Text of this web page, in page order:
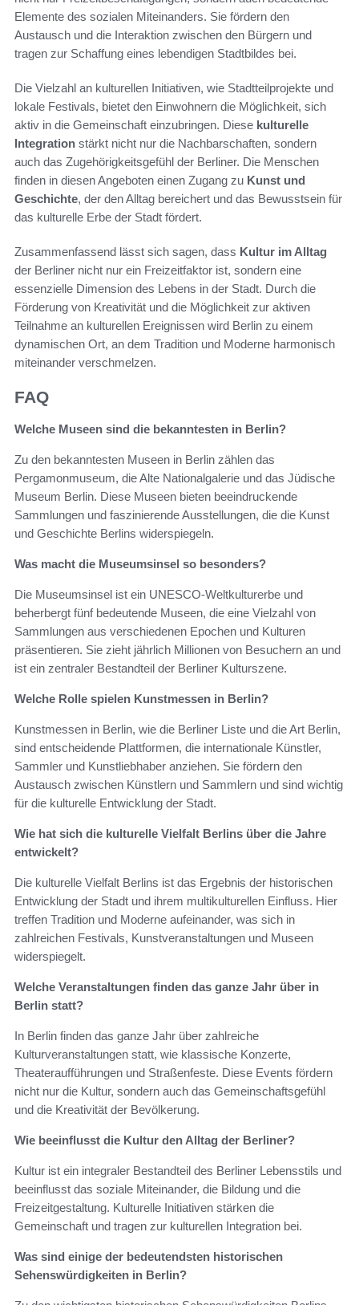
Elemente des sozialen Miteinanders. Sie fördern den
Austausch und die Interaktion zwischen den Bürgern und
tragen zur Schaffung eines lebendigen Stadtbildes bei.
Die Vielzahl an kulturellen Initiativen, wie Stadtteilprojekte und
lokale Festivals, bietet den Einwohnern die Möglichkeit, sich
aktiv in die Gemeinschaft einzubringen. Diese kulturelle
Integration stärkt nicht nur die Nachbarschaften, sondern
auch das Zugehörigkeitsgefühl der Berliner. Die Menschen
finden in diesen Angeboten einen Zugang zu Kunst und
Geschichte, der den Alltag bereichert und das Bewusstsein für
das kulturelle Erbe der Stadt fördert.
Zusammenfassend lässt sich sagen, dass Kultur im Alltag
der Berliner nicht nur ein Freizeitfaktor ist, sondern eine
essenzielle Dimension des Lebens in der Stadt. Durch die
Förderung von Kreativität und die Möglichkeit zur aktiven
Teilnahme an kulturellen Ereignissen wird Berlin zu einem
dynamischen Ort, an dem Tradition und Moderne harmonisch
miteinander verschmelzen.
FAQ
Welche Museen sind die bekanntesten in Berlin?
Zu den bekanntesten Museen in Berlin zählen das
Pergamonmuseum, die Alte Nationalgalerie und das Jüdische
Museum Berlin. Diese Museen bieten beeindruckende
Sammlungen und faszinierende Ausstellungen, die die Kunst
und Geschichte Berlins widerspiegeln.
Was macht die Museumsinsel so besonders?
Die Museumsinsel ist ein UNESCO-Weltkulturerbe und
beherbergt fünf bedeutende Museen, die eine Vielzahl von
Sammlungen aus verschiedenen Epochen und Kulturen
präsentieren. Sie zieht jährlich Millionen von Besuchern an und
ist ein zentraler Bestandteil der Berliner Kulturszene.
Welche Rolle spielen Kunstmessen in Berlin?
Kunstmessen in Berlin, wie die Berliner Liste und die Art Berlin,
sind entscheidende Plattformen, die internationale Künstler,
Sammler und Kunstliebhaber anziehen. Sie fördern den
Austausch zwischen Künstlern und Sammlern und sind wichtig
für die kulturelle Entwicklung der Stadt.
Wie hat sich die kulturelle Vielfalt Berlins über die Jahre
entwickelt?
Die kulturelle Vielfalt Berlins ist das Ergebnis der historischen
Entwicklung der Stadt und ihrem multikulturellen Einfluss. Hier
treffen Tradition und Moderne aufeinander, was sich in
zahlreichen Festivals, Kunstveranstaltungen und Museen
widerspiegelt.
Welche Veranstaltungen finden das ganze Jahr über in
Berlin statt?
In Berlin finden das ganze Jahr über zahlreiche
Kulturveranstaltungen statt, wie klassische Konzerte,
Theateraufführungen und Straßenfeste. Diese Events fördern
nicht nur die Kultur, sondern auch das Gemeinschaftsgefühl
und die Kreativität der Bevölkerung.
Wie beeinflusst die Kultur den Alltag der Berliner?
Kultur ist ein integraler Bestandteil des Berliner Lebensstils und
beeinflusst das soziale Miteinander, die Bildung und die
Freizeitgestaltung. Kulturelle Initiativen stärken die
Gemeinschaft und tragen zur kulturellen Integration bei.
Was sind einige der bedeutendsten historischen
Sehenswürdigkeiten in Berlin?